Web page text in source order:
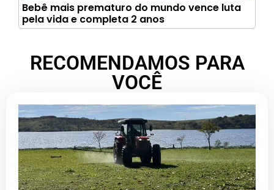
Bebê mais prematuro do mundo vence luta
pela vida e completa 2 anos
RECOMENDAMOS PARA
VOCÊ